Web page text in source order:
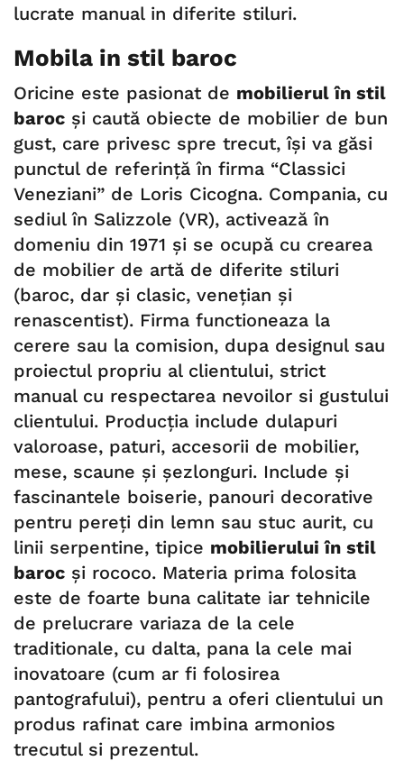
lucrate manual in diferite stiluri.
Mobila in stil baroc
Oricine este pasionat de mobilierul în stil
baroc și caută obiecte de mobilier de bun
gust, care privesc spre trecut, își va găsi
punctul de referință în firma “Classici
Veneziani” de Loris Cicogna. Compania, cu
sediul în Salizzole (VR), activează în
domeniu din 1971 și se ocupă cu crearea
de mobilier de artă de diferite stiluri
(baroc, dar și clasic, venețian și
renascentist). Firma functioneaza la
cerere sau la comision, dupa designul sau
proiectul propriu al clientului, strict
manual cu respectarea nevoilor si gustului
clientului. Producția include dulapuri
valoroase, paturi, accesorii de mobilier,
mese, scaune și șezlonguri. Include și
fascinantele boiserie, panouri decorative
pentru pereți din lemn sau stuc aurit, cu
linii serpentine, tipice mobilierului în stil
baroc și rococo. Materia prima folosita
este de foarte buna calitate iar tehnicile
de prelucrare variaza de la cele
traditionale, cu dalta, pana la cele mai
inovatoare (cum ar fi folosirea
pantografului), pentru a oferi clientului un
produs rafinat care imbina armonios
trecutul si prezentul.